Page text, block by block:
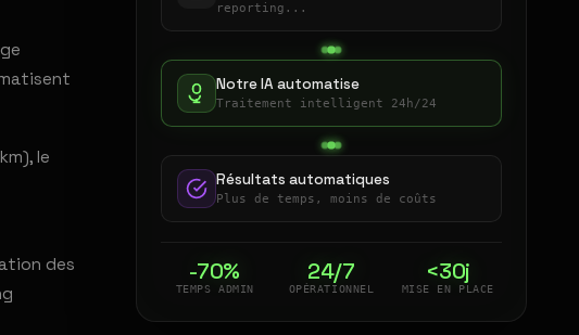
le
des
reporting...
Notre IA automatise
Traitement intelligent 24h/24
Résultats automatiques
Plus de temps, moins de coûts
-70%
TEMPS ADMIN
24/7
OPÉRATIONNEL
<30j
MISE EN PLACE